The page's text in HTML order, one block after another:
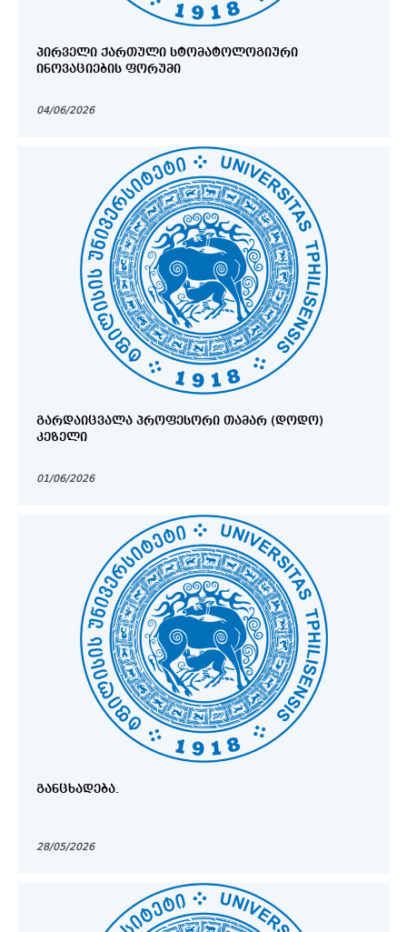
ᲞᲘᲠᲕᲔᲚᲘ ᲥᲐᲠᲗᲣᲚᲘ ᲡᲢᲝᲛᲐᲢᲝᲚᲝᲒᲘᲣᲠᲘ
ᲘᲜᲝᲕᲐᲪᲘᲔᲑᲘᲡ ᲤᲝᲠᲣᲛᲘ
04/06/2026
ᲒᲐᲠᲓᲐᲘᲪᲕᲐᲚᲐ ᲞᲠᲝᲤᲔᲡᲝᲠᲘ ᲗᲐᲛᲐᲠ (ᲓᲝᲓᲝ)
ᲙᲔᲖᲔᲚᲘ
01/06/2026
ᲒᲐᲜᲪᲮᲐᲓᲔᲑᲐ.
28/05/2026